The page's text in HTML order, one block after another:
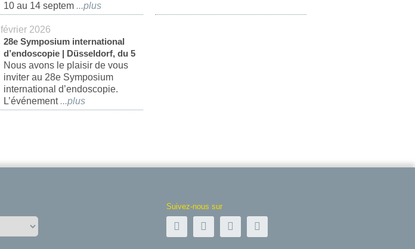
10 au 14 septem...
février 2026
28e Symposium international
d’endoscopie | Düsseldorf, du 5
au 7 février 2026
Nous avons le plaisir de vous
inviter au 28e Symposium
international d’endoscopie.
L’événement ...
Suivez-nous sur